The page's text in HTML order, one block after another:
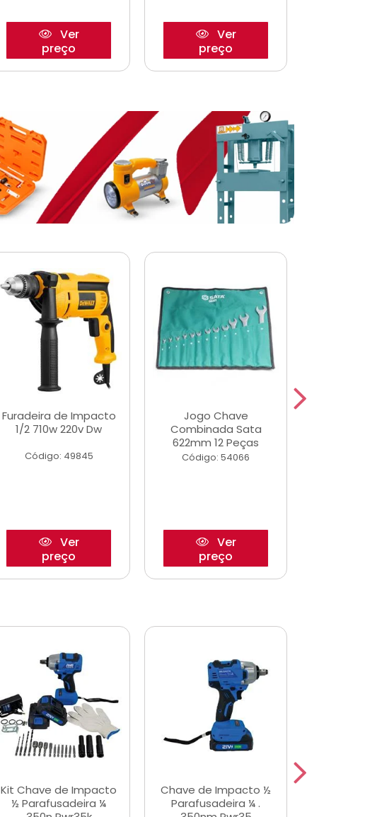
Ver
preço
Ver
preço
Furadeira de Impacto
1/2 710w 220v Dw
Código: 49845
Ver
preço
Jogo Chave
Combinada Sata
622mm 12 Peças
Código: 54066
Ver
preço
Kit Chave de Impacto
½ Parafusadeira ¼
Chave de Impacto ½
Parafusadeira ¼ .